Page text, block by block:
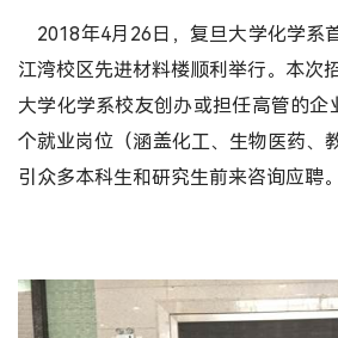
2018年4月26日，复旦大学化学系
江湾校区先进材料楼顺利举行。本次
大学化学系校友创办或担任高管的企
个就业岗位（涵盖化工、生物医药、
引众多本科生和研究生前来咨询应聘。